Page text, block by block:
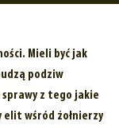
Mieli być jak
podziw
sprawy z tego jakie
elit wśród żołnierzy